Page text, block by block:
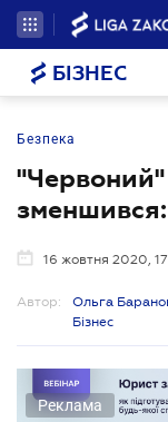
БІЗНЕС
Безпека
"Червоний"
зменшився:
16 жовтня 2020,
Автор:
Ольга
Бізнес
Реклама